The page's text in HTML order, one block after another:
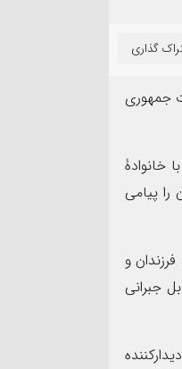
گذاری
جمهوری
خانوادۀ
پیامی
و
جبرانی
روایت صنعت فولاد،‌